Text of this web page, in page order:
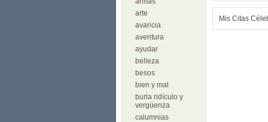
arte
avaricia
aventura
ayudar
belleza
besos
bien y mal
burla ridículo y
vergüenza
calumnias
Mis Citas